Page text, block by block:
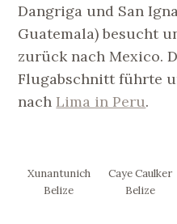
Dangriga und San
Guatemala) besucht
zurück nach Mexico.
Flugabschnitt führte
nach Lima in Peru.
Xunantunich
Belize
Caye Caulker
Belize